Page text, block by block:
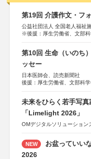
第19回 介護作文・フ
公益社団法人 全国老人福祉
※後援：厚生労働省、文部
第10回 生命（いのち
ッセー
日本医師会、読売新聞社
後援：厚生労働省、文部科
しん生命保険株式会社
未来をひらく若手写
「Limelight 2026」
OMデジタルソリューション
NEW
お盆っていい
2026